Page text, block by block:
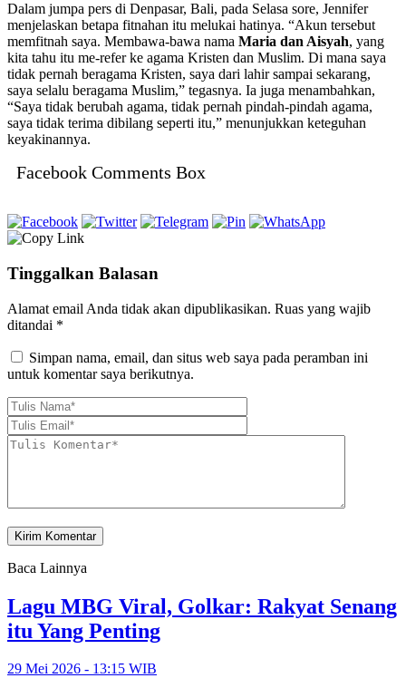
Dalam jumpa pers di Denpasar, Bali, pada Selasa sore, Jennifer
menjelaskan betapa fitnahan itu melukai hatinya. “Akun tersebut
memfitnah saya. Membawa-bawa nama Maria dan Aisyah, yang
kita tahu itu me-refer ke agama Kristen dan Muslim. Di mana saya
tidak pernah beragama Kristen, saya dari lahir sampai sekarang,
saya selalu beragama Muslim,” tegasnya. Ia juga menambahkan,
“Saya tidak berubah agama, tidak pernah pindah-pindah agama,
saya tidak terima dibilang seperti itu,” menunjukkan keteguhan
keyakinannya.
Facebook Comments Box
Tinggalkan Balasan
Alamat email Anda tidak akan dipublikasikan. Ruas yang wajib
ditandai *
Simpan nama, email, dan situs web saya pada peramban ini
untuk komentar saya berikutnya.
Baca Lainnya
Lagu MBG Viral, Golkar: Rakyat Senang
itu Yang Penting
29 Mei 2026 - 13:15 WIB